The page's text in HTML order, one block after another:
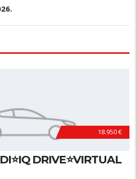
18.950 €
DRIVE⭐VIRTUAL